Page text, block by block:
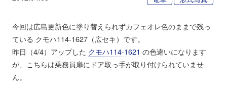
今回は広島更新色に塗り替えられずカフェオレ色のままで残っ
ている クモハ114-1627（広セキ）です。
昨日（4/4）アップした クモハ114-1621 の色違いになります
が、こちらは乗務員扉にドア取っ手が取り付けられていませ
ん。